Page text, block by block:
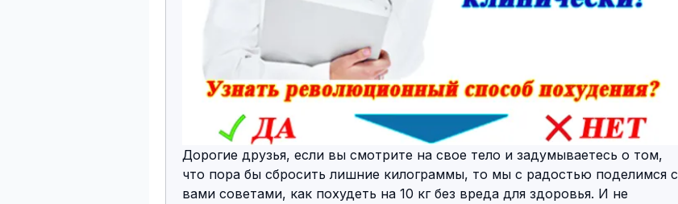
Дорогие друзья, если вы смотрите на свое тело и задумываетесь о том,
что пора бы сбросить лишние килограммы, то мы с радостью поделимся с
вами советами, как похудеть на 10 кг без вреда для здоровья. И не